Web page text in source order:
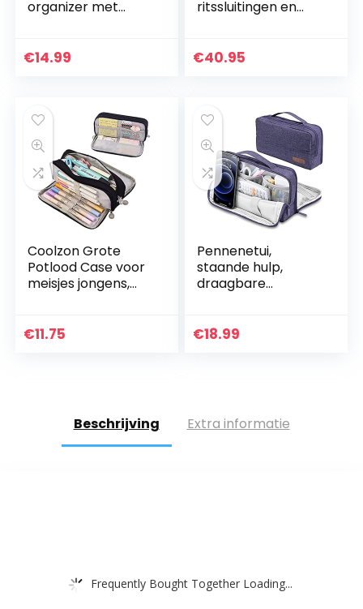
organizer met
Pennenetui met
voor…
€14.99
ritssluitingen en
tijgermotief, ca. 7,5
€40.95
Coolzon Grote
Potlood Case voor
meisjes jongens,
met 3
€11.75
Pennenetui,
staande hulp,
draagbare
opbergruimte,
€18.99
Beschrijving Extra informatie
Frequently Bought Together Loading...